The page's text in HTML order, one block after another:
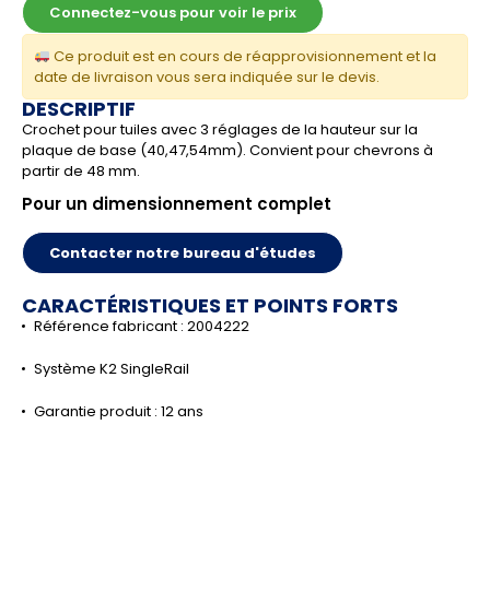
Connectez-vous pour voir le prix
Ce produit est en cours de réapprovisionnement et la
date de livraison vous sera indiquée sur le devis.
DESCRIPTIF
Crochet pour tuiles avec 3 réglages de la hauteur sur la
plaque de base (40,47,54mm). Convient pour chevrons à
partir de 48 mm.
Pour un dimensionnement complet
Contacter notre bureau d'études
CARACTÉRISTIQUES ET POINTS FORTS
Référence fabricant : 2004222
Système K2 SingleRail
Garantie produit : 12 ans